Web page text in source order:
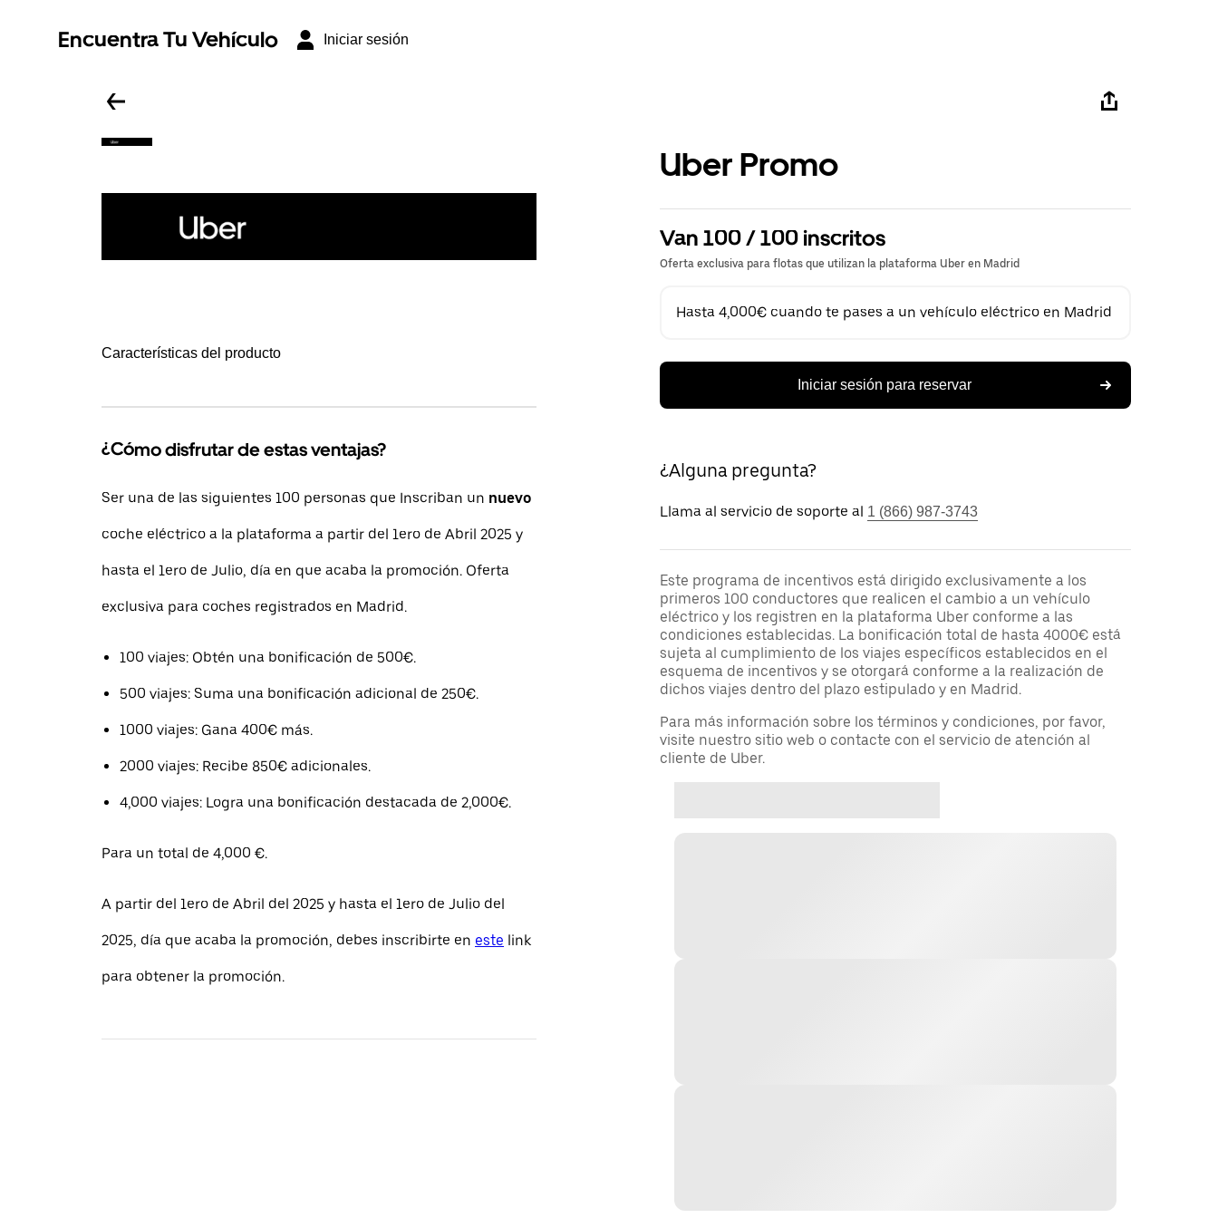
Encuentra Tu Vehículo Iniciar sesión
Características del producto
¿Cómo disfrutar de estas ventajas?
Ser una de las siguientes 100 personas que Inscriban un nuevo
coche eléctrico a la plataforma a partir del 1ero de Abril 2025 y
hasta el 1ero de Julio, día en que acaba la promoción. Oferta
exclusiva para coches registrados en Madrid.
100 viajes: Obtén una bonificación de 500€.
500 viajes: Suma una bonificación adicional de 250€.
1000 viajes: Gana 400€ más.
2000 viajes: Recibe 850€ adicionales.
4,000 viajes: Logra una bonificación destacada de 2,000€.
Para un total de 4,000 €.
A partir del 1ero de Abril del 2025 y hasta el 1ero de Julio del
2025, día que acaba la promoción, debes inscribirte en este link
para obtener la promoción.
Uber Promo
Van 100 / 100 inscritos
Oferta exclusiva para flotas que utilizan la plataforma Uber en Madrid
Hasta 4,000€ cuando te pases a un vehículo eléctrico en Madrid
Iniciar sesión para reservar
¿Alguna pregunta?
Llama al servicio de soporte al 1 (866) 987-3743
Este programa de incentivos está dirigido exclusivamente a los
primeros 100 conductores que realicen el cambio a un vehículo
eléctrico y los registren en la plataforma Uber conforme a las
condiciones establecidas. La bonificación total de hasta 4000€ está
sujeta al cumplimiento de los viajes específicos establecidos en el
esquema de incentivos y se otorgará conforme a la realización de
dichos viajes dentro del plazo estipulado y en Madrid.
Para más información sobre los términos y condiciones, por favor,
visite nuestro sitio web o contacte con el servicio de atención al
cliente de Uber.